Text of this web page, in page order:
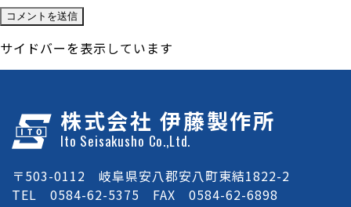
サイドバーを表示しています
株式会社 伊藤製作所
Ito Seisakusho Co.,Ltd.
〒503-0112 岐阜県安八郡安八町東結1822-2
TEL 0584-62-5375 FAX 0584-62-6898